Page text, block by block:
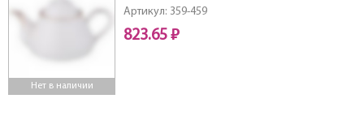
Нет в наличии
Артикул: 359-459
823.65 ₽